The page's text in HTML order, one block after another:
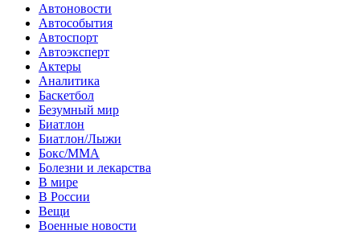
Автоновости
Автособытия
Автоспорт
Автоэксперт
Актеры
Аналитика
Баскетбол
Безумный мир
Биатлон
Биатлон/Лыжи
Бокс/MMA
Болезни и лекарства
В мире
В России
Вещи
Военные новости